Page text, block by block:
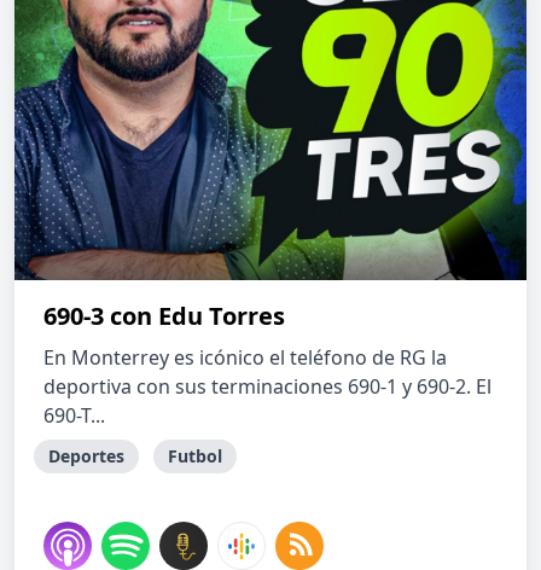
690-3 con Edu Torres
En Monterrey es icónico el teléfono de RG la
deportiva con sus terminaciones 690-1 y 690-2. El
690-T...
Deportes Futbol